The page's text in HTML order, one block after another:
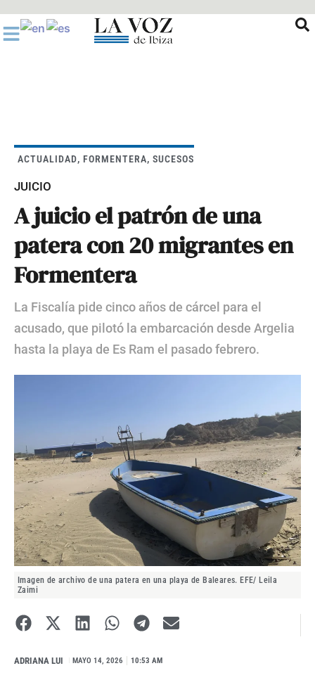
al
contenido
ACTUALIDAD, FORMENTERA, SUCESOS
JUICIO
A juicio el patrón de una
patera con 20 migrantes en
Formentera
La Fiscalía pide cinco años de cárcel para el
acusado, que pilotó la embarcación desde Argelia
hasta la playa de Es Ram el pasado febrero.
Imagen de archivo de una patera en una playa de Baleares. EFE/ Leila
Zaimi
ADRIANA LUI MAYO 14, 2026 10:53 AM